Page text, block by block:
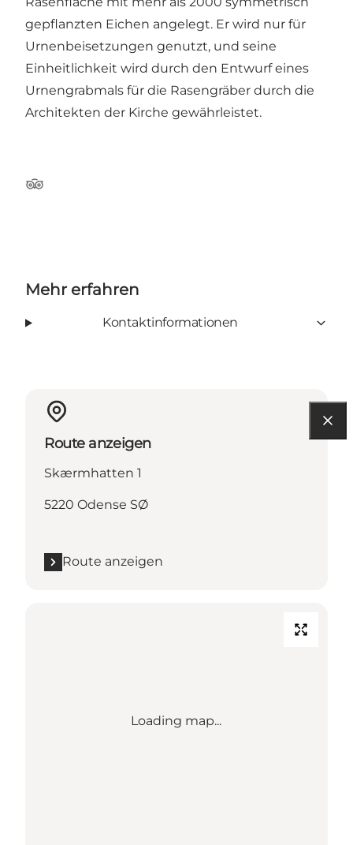
gepflanzten Eichen angelegt. Er wird nur für
Urnenbeisetzungen genutzt, und seine
Einheitlichkeit wird durch den Entwurf eines
Urnengrabmals für die Rasengräber durch die
Architekten der Kirche gewährleistet.
Tripadvisor
Mehr erfahren
Kontaktinformationen
Route anzeigen
Skærmhatten 1
5220 Odense SØ
Route anzeigen
Loading map...